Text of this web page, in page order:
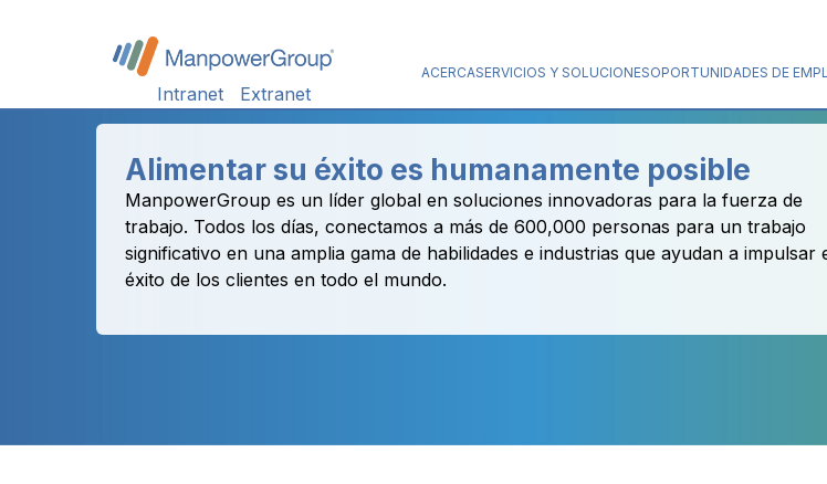
Intranet Extranet
ACERCASERVICIOS Y SOLUCIONESOPORTUNIDADES DE
Alimentar su éxito es humanamente posible
ManpowerGroup es un líder global en soluciones innovadoras para la fuerza de
trabajo. Todos los días, conectamos a más de 600,000 personas para un trabajo
significativo en una amplia gama de habilidades e industrias que ayudan a impulsar
éxito de los clientes en todo el mundo.